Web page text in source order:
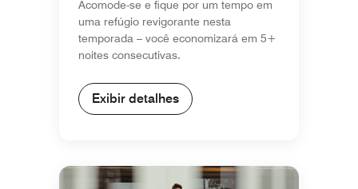
Acomode-se e fique por um tempo em
uma refúgio revigorante nesta
temporada – você economizará em 5+
noites consecutivas.
Exibir detalhes